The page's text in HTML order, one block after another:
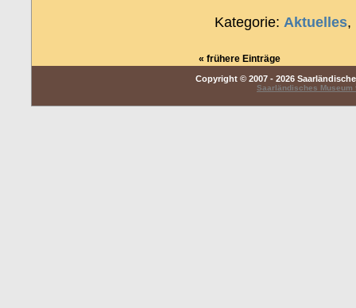
Kategorie: Aktuelles,
« frühere Einträge
Copyright © 2007 - 2026
Saarländisches Museum